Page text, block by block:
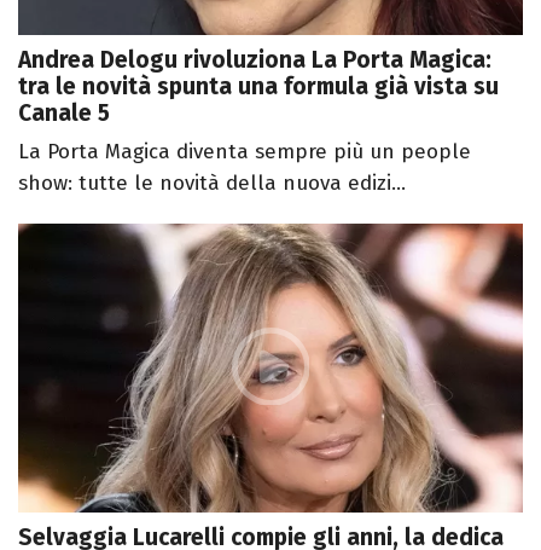
Andrea Delogu rivoluziona La Porta Magica:
tra le novità spunta una formula già vista su
Canale 5
La Porta Magica diventa sempre più un people
show: tutte le novità della nuova edizi...
Selvaggia Lucarelli compie gli anni, la dedica